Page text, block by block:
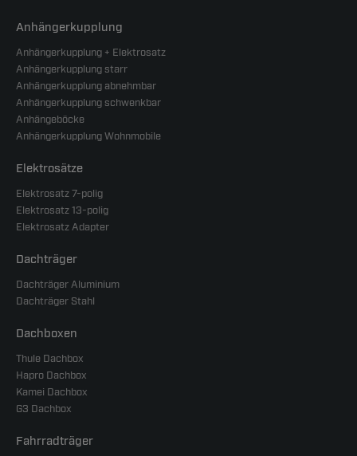
Anhängerkupplung
Anhängerkupplung + Elektrosatz
Anhängerkupplung starr
Anhängerkupplung abnehmbar
Anhängerkupplung schwenkbar
Anhängeböcke
Anhängerkupplung Wohnmobile
Elektrosätze
Elektrosatz 7-polig
Elektrosatz 13-polig
Elektrosatz Adapter
Dachträger
Dachträger Aluminium
Dachträger Stahl
Dachboxen
Thule Dachbox
Hapro Dachbox
Kamei Dachbox
G3 Dachbox
Fahrradträger